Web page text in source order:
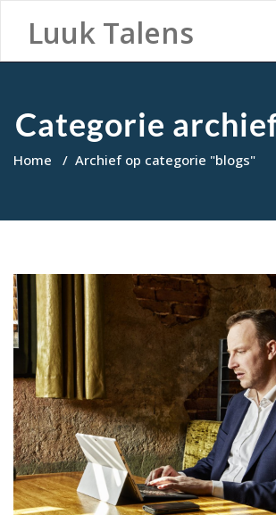
Luuk Talens
Categorie
Home / Archief op categorie "blogs"